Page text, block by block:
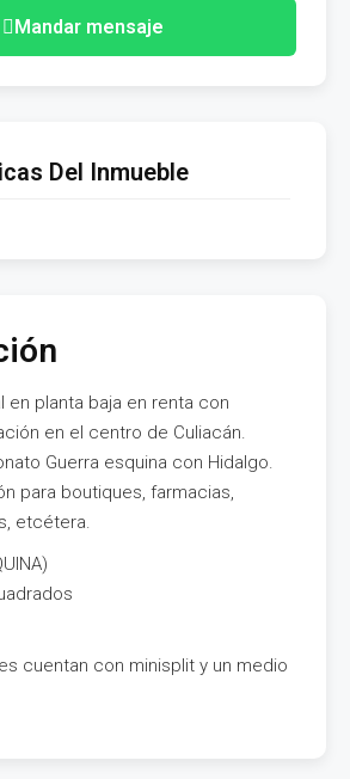
Mandar mensaje
Del Inmueble
en planta baja en renta con
en el centro de Culiacán.
Guerra esquina con Hidalgo.
para boutiques, farmacias,
etcétera.
cuentan con minisplit y un medio